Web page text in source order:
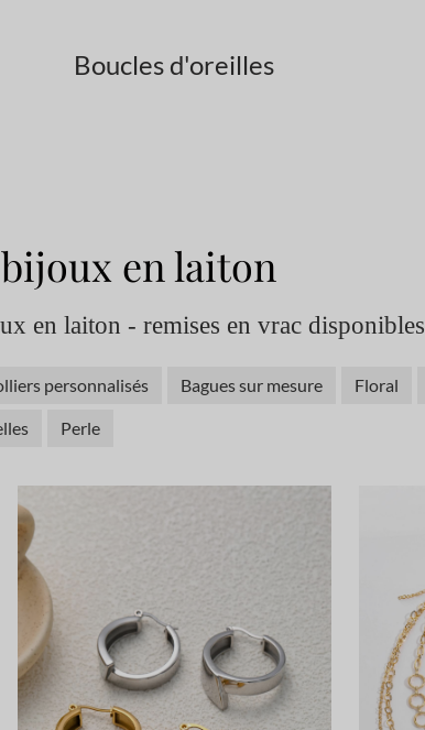
Boucles d'oreilles
en laiton
en laiton - remises en vrac disponibles
personnalisés Bagues sur mesure Floral
Perle